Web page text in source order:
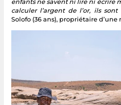
enfants ne savent ni lire ni écrire
calculer l’argent de l’or, ils sont
Solofo (36 ans), propriétaire d’une